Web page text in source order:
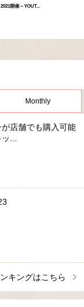
開催～YOUT...
Monthly
店舗でも購入可能
...
キングはこちら